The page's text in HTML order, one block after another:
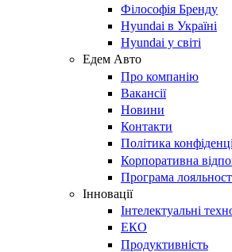
Філософія Бренду
Hyundai в Україні
Hyundai у світі
Едем Авто
Про компанію
Вакансії
Новини
Контакти
Політика
Корпоративна
Програма
Інновації
Інтелектуальні
ЕКО
Продуктивність